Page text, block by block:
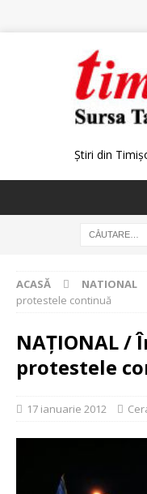
Știri din
ACASĂ NATIONAL
protestele continuă
NAŢIONAL /
protestele
17 ianuarie 2012